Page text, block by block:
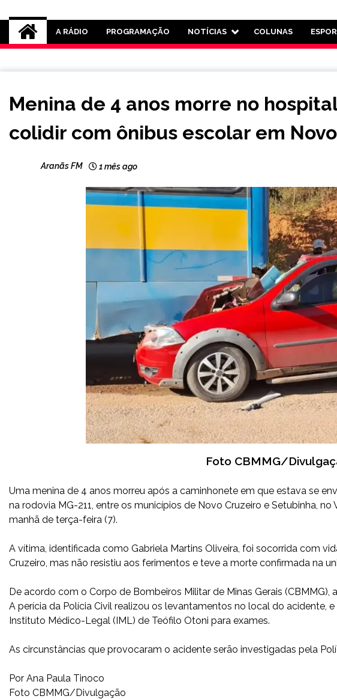
Rádio Aranãs 105.3
A RÁDIO PROGRAMAÇÃO NOTÍCIAS COLUNAS
GERAIS
Menina de 4 anos morre no
colidir com ônibus escolar em
Aranãs FM 1 mês ago
Foto CBMMG/
Uma menina de 4 anos morreu após a caminhonete em que estava se
na rodovia MG-211, entre os municípios de Novo Cruzeiro e Setubinha,
manhã de terça-feira (7).
A vítima, identificada como Gabriela Martins Oliveira, foi socorrida com
Cruzeiro, mas não resistiu aos ferimentos e teve a morte confirmada na
De acordo com o Corpo de Bombeiros Militar de Minas Gerais
A perícia da Polícia Civil realizou os levantamentos no local do acidente,
Instituto Médico-Legal (IML) de Teófilo Otoni para exames.
As circunstâncias que provocaram o acidente serão investigadas pela
Por Ana Paula Tinoco
Foto CBMMG/Divulgação